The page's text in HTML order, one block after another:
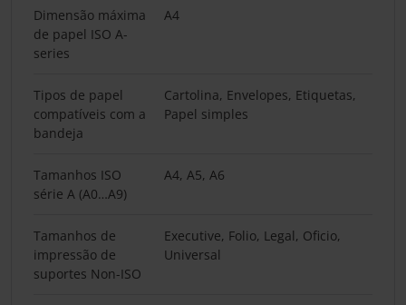
Dimensão máxima
de papel ISO A-
series
A4
Tipos de papel
compatíveis com a
bandeja
Cartolina, Envelopes, Etiquetas,
Papel simples
Tamanhos ISO
série A (A0…A9)
A4, A5, A6
Tamanhos de
impressão de
suportes Non-ISO
Executive, Folio, Legal, Oficio,
Universal